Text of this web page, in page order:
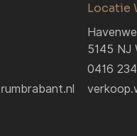
Locatie
5145 NJ
0416